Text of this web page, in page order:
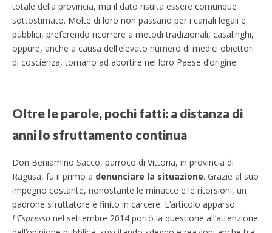
totale della provincia, ma il dato risulta essere comunque
sottostimato. Molte di loro non passano per i canali legali e
pubblici, preferendo ricorrere a metodi tradizionali, casalinghi,
oppure, anche a causa dell’elevato numero di medici obiettori
di coscienza, tornano ad abortire nel loro Paese d’origine.
Oltre le parole, pochi fatti: a distanza di
anni lo sfruttamento continua
Don Beniamino Sacco, parroco di Vittoria, in provincia di
Ragusa, fu il primo a denunciare la situazione. Grazie al suo
impegno costante, nonostante le minacce e le ritorsioni, un
padrone sfruttatore è finito in carcere. L’articolo apparso
L’Espresso nel settembre 2014 portò la questione all’attenzione